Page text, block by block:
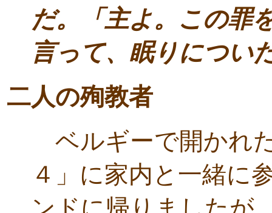
だ。「主よ。この罪
言って、眠りについ
二人の殉教者
ベルギーで開かれ
４」に家内と一緒に